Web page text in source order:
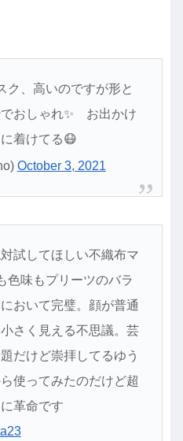
ク、高いのですが形と
おしゃれ✨ お出かけ
着けてる😷
October 3, 2021
試してほしい不織布マ
色味もプリーツのバラ
おいて完璧。顔が普通
さく見える不思議。芸
だけど崇拝してるゆう
使ってみたのだけど超
革命です